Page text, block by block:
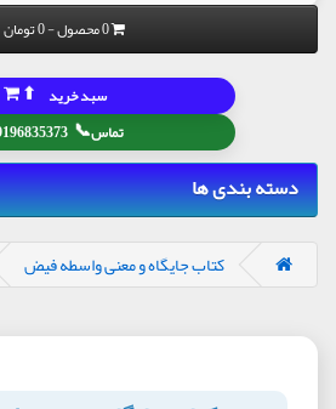
0 محصول - 0 تومان
تماس📞
سبد خرید ⬆
دسته بندی ها
کتاب جایگاه و معنی واسطه فیض